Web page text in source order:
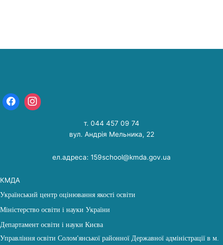
т. 044 457 09 74
вул. Андрія Мельника, 22
ел.адреса: 159school@kmda.gov.ua
КМДА
Український центр оцінювання якості освіти
Міністерство освіти і науки України
Департамент освіти і науки Києва
Управління освіти Солом'янської районної Державної адміністрації в м.